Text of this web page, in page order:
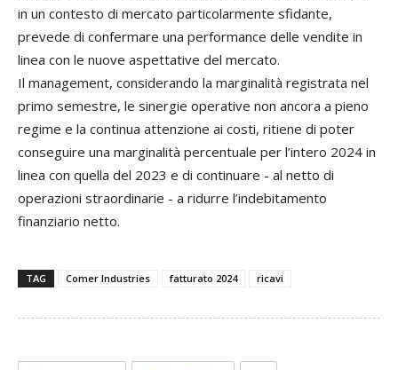
in un contesto di mercato particolarmente sfidante,
prevede di confermare una performance delle vendite in
linea con le nuove aspettative del mercato.
Il management, considerando la marginalità registrata nel
primo semestre, le sinergie operative non ancora a pieno
regime e la continua attenzione ai costi, ritiene di poter
conseguire una marginalità percentuale per l’intero 2024 in
linea con quella del 2023 e di continuare - al netto di
operazioni straordinarie - a ridurre l’indebitamento
finanziario netto.
TAG Comer Industries fatturato 2024 ricavi